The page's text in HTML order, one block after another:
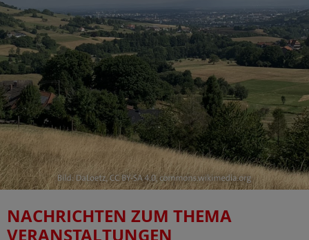
NACHRICHTEN ZUM THEMA
VERANSTALTUNGEN